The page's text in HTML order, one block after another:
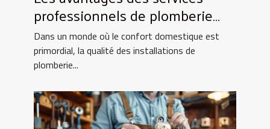
professionnels de plomberie
pour votre foyer
Dans un monde où le confort domestique est
primordial, la qualité des installations de
plomberie...